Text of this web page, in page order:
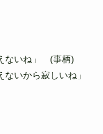
ないね」 (事柄)
ないから寂しいね」